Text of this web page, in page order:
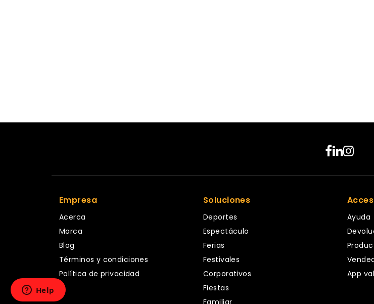
Empresa
Acerca
Marca
Blog
Términos y condiciones
Política de privacidad
Soluciones
Deportes
Espectáculo
Ferias
Festivales
Corporativos
Fiestas
Ayuda
App